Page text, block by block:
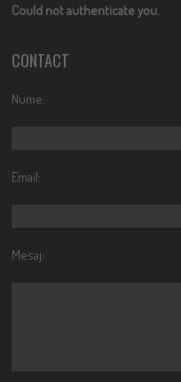
Could not authenticate you.
CONTACT
Nume:
Email:
Mesaj: